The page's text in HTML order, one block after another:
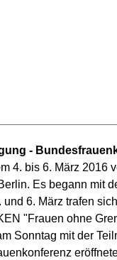
-
4. bis 6. März 2016
Es begann mit
und 6. März trafen
"Frauen ohne
Sonntag mit der